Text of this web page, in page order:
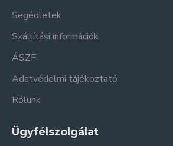
Segédletek
Szállítási információk
ÁSZF
Adatvédelmi tájékoztató
Rólunk
Ügyfélszolgálat